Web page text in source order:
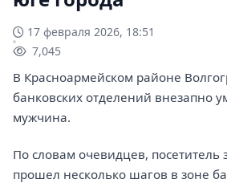
17 февраля 2026, 18:51
7,045
В Красноармейском районе
банковских отделений внезапно
мужчина.
По словам очевидцев, посетитель
прошел несколько шагов в зоне